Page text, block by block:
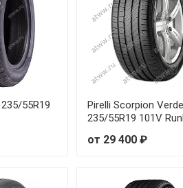
55R19
Pirelli Scorpion Verde
235/55R19 101V
от 29 400 ₽